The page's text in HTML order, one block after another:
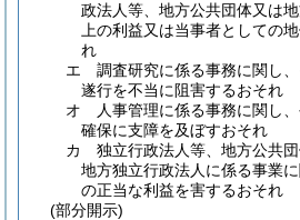
政法人等、地方公共団体又は
上の利益又は当事者としての
れ
エ
調査研究に係る事務に関し
遂行を不当に阻害するおそれ
オ
人事管理に係る事務に関し
確保に支障を及ぼすおそれ
カ
独立行政法人等、地方公共
地方独立行政法人に係る事業
の正当な利益を害するおそれ
(部分開示)